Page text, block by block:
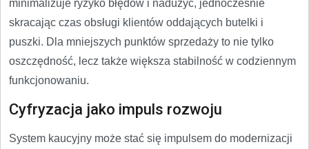
minimalizuje ryzyko błędów i nadużyć, jednocześnie
skracając czas obsługi klientów oddających butelki i
puszki. Dla mniejszych punktów sprzedaży to nie tylko
oszczędność, lecz także większa stabilność w codziennym
funkcjonowaniu.
Cyfryzacja jako impuls rozwoju
System kaucyjny może stać się impulsem do modernizacji